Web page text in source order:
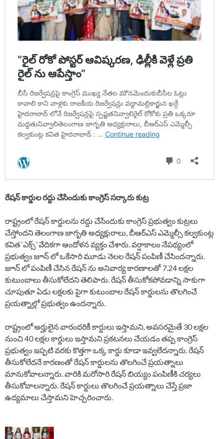
రేషన్ కార్డుల రద్దు చేసేందుకు కాంగ్రెస్ సర్కారు కుట్ర
రాష్ట్రంలో రేషన్ కార్డులను రద్దు చేసేందుకు కాంగ్రెస్ ప్రభుత్వం కుట్రలు
చేస్తోందని తెలంగాణ జాగృతి అధ్యక్షురాలు, బీఆర్ఎస్ ఎమ్మెల్సీ కల్వకుంట్ల
కవిత ‘ఎక్స్’ వేదికగా ఆందోళన వ్యక్తం చేశారు. వర్షాకాలం నేపథ్యంలో
ప్రభుత్వం జూన్ లో ఒకేసారి మూడు నెలల రేషన్ పంపిణీ చేసిందన్నారు.
జూన్ లో పంపిణీ చేసిన రేషన్ ను అనివార్య కారణాలతో 7.24 లక్షల
కుటుంబాలు తీసుకోలేదని తెలిపారు. రేషన్ తీసుకోకపోవడాన్ని సాకుగా
చూపుతూ ఏడు లక్షలకు పైగా కుటుంబాల రేషన్ కార్డులను తొలగించే
ప్రయత్నాల్లో ప్రభుత్వం ఉందన్నారు.
రాష్ట్రంలో అర్హులైన వారందరికీ కార్డులు ఇస్తామని, అవసరమైతే 30 లక్షల
నుంచి 40 లక్షల కార్డులు ఇస్తామని ప్రకటనలు చేయడం తప్ప కాంగ్రెస్
ప్రభుత్వం ఇప్పటి వరకు కొత్తగా ఒక్క కార్డు కూడా ఇవ్వలేదన్నారు. రేషన్
తీసుకోలేదనే కారణంతో రేషన్ కార్డులను తొలగించే ప్రయత్నాలు
మానుకోవాలన్నారు. వారికి మరోసారి రేషన్ బియ్యం పంపిణీకి చర్యలు
తీసుకోవాలన్నారు. రేషన్ కార్డులు తొలగించే ప్రయత్నాలు చేస్తే ప్రజా
ఉద్యమాలు చేస్తామని హెచ్చరించారు.
P